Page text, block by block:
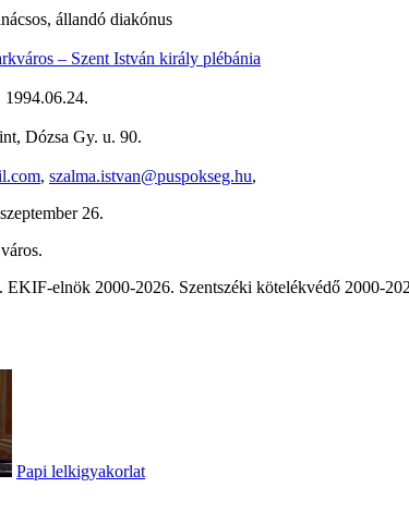
állandó diakónus
– Szent István király plébánia
1994.06.24.
Dózsa Gy. u. 90.
, szalma.istvan@puspokseg.hu,
26.
EKIF-elnök 2000-2026. Szentszéki kötelékvédő 2000-
Papi lelkigyakorlat